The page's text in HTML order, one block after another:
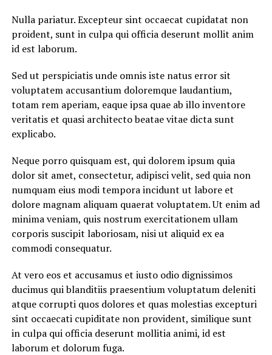
Nulla pariatur. Excepteur sint occaecat cupidatat non
proident, sunt in culpa qui officia deserunt mollit anim
id est laborum.
Sed ut perspiciatis unde omnis iste natus error sit
voluptatem accusantium doloremque laudantium,
totam rem aperiam, eaque ipsa quae ab illo inventore
veritatis et quasi architecto beatae vitae dicta sunt
explicabo.
Neque porro quisquam est, qui dolorem ipsum quia
dolor sit amet, consectetur, adipisci velit, sed quia non
numquam eius modi tempora incidunt ut labore et
dolore magnam aliquam quaerat voluptatem. Ut enim ad
minima veniam, quis nostrum exercitationem ullam
corporis suscipit laboriosam, nisi ut aliquid ex ea
commodi consequatur.
At vero eos et accusamus et iusto odio dignissimos
ducimus qui blanditiis praesentium voluptatum deleniti
atque corrupti quos dolores et quas molestias excepturi
sint occaecati cupiditate non provident, similique sunt
in culpa qui officia deserunt mollitia animi, id est
laborum et dolorum fuga.